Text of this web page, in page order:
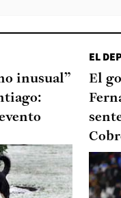
inusual”
EL
El